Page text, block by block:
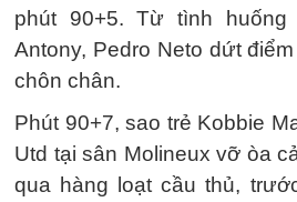
phút 90+5. Từ tình
Antony, Pedro Neto dứt
chôn chân.
Phút 90+7, sao trẻ Kobbie
Utd tại sân Molineux vỡ òa
qua hàng loạt cầu thủ,